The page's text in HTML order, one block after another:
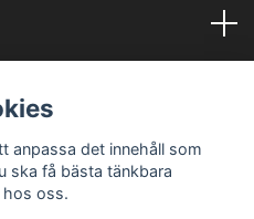
anpassa det innehåll som
ska få bästa tänkbara
hos oss.